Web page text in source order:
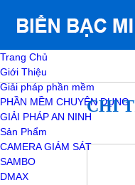
Trang Chủ
Giới Thiệu
Giải pháp phần mềm
PHẦN MỀM CHUYÊN DỤNG
GIẢI PHÁP AN NINH
Sản Phẩm
CAMERA GIÁM SÁT
SAMBO
DMAX
CHI